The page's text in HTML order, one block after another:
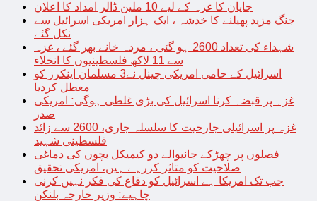
جاپان کا غزہ کے لیے 10 ملین ڈالر امداد کا اعلان
جنگ مزید پھیلنے کا خدشہ ، ایک ہزار امریکی اسرائیل سے
نکل گئے
شہداء کی تعداد 2600 ہو گئی ، مردہ خانے بھر گئے ، غزہ
سے 11 لاکھ فلسطینیوں کا انخلاء
اسرائیل کے حامی امریکی چینل نے3 مسلمان اینکرز کو
معطل کردیا
غزہ پر قبضہ کرنا اسرائیل کی بڑی غلطی ہوگی: امریکی
صدر
غزہ پر اسرائیلی جارحیت کا سلسلہ جاری، 2600 سے زائد
فلسطینی شہید
فصلوں پر چھڑکے جانیوالے دو کیمیکل بچوں کی دماغی
صلاحیت کو متاثر کررہے ہیں، امریکی تحقیق
جب تک امریکا ہے اسرائیل کو دفاع کی فکر نہیں کرنی
چاہیے: وزیر خارجہ بلنکن